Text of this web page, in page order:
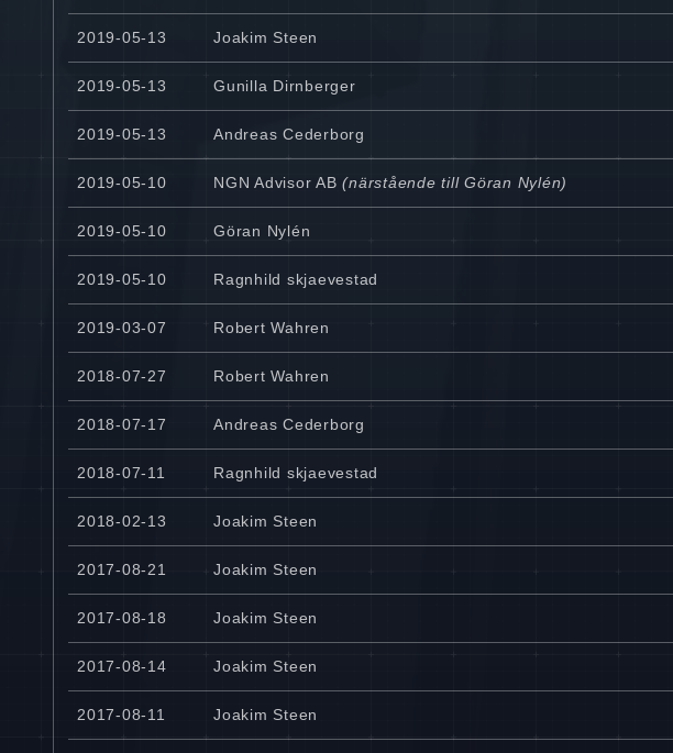
2019-05-13 Joakim Steen
2019-05-13 Gunilla Dirnberger
2019-05-13 Andreas Cederborg
2019-05-10 NGN Advisor AB (närstående till Göran Nylén)
2019-05-10 Göran Nylén
2019-05-10 Ragnhild skjaevestad
2019-03-07 Robert Wahren
2018-07-27 Robert Wahren
2018-07-17 Andreas Cederborg
2018-07-11 Ragnhild skjaevestad
2018-02-13 Joakim Steen
2017-08-21 Joakim Steen
2017-08-18 Joakim Steen
2017-08-14 Joakim Steen
2017-08-11 Joakim Steen